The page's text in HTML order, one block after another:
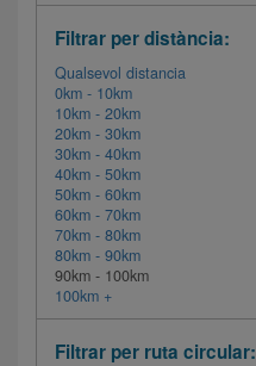
Filtrar per distància:
Qualsevol distancia
0km - 10km
10km - 20km
20km - 30km
30km - 40km
40km - 50km
50km - 60km
60km - 70km
70km - 80km
80km - 90km
90km - 100km
100km +
Filtrar per ruta circular: